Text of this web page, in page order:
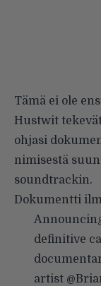
Tämä ei ole
Hustwit
ohjasi
nimisestä
soundtrackin.
Dokumentti
definitive
artist